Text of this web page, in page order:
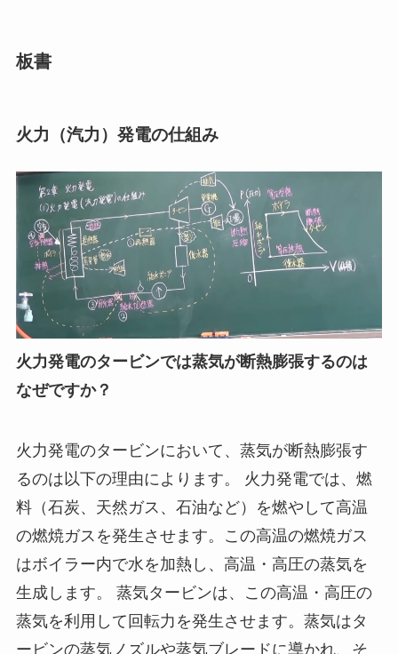
板書
火力（汽力）発電の仕組み
火力発電のタービンでは蒸気が断熱膨張するのは
なぜですか？
火力発電のタービンにおいて、蒸気が断熱膨張す
るのは以下の理由によります。 火力発電では、燃
料（石炭、天然ガス、石油など）を燃やして高温
の燃焼ガスを発生させます。この高温の燃焼ガス
はボイラー内で水を加熱し、高温・高圧の蒸気を
生成します。 蒸気タービンは、この高温・高圧の
蒸気を利用して回転力を発生させます。蒸気はタ
ービンの蒸気ノズルや蒸気ブレードに導かれ、そ